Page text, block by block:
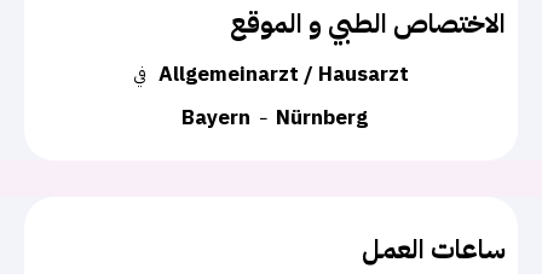
الاختصاص الطبي و الموقع
في Allgemeinarzt / Hausarzt
Bayern
Nürnberg
ساعات العمل